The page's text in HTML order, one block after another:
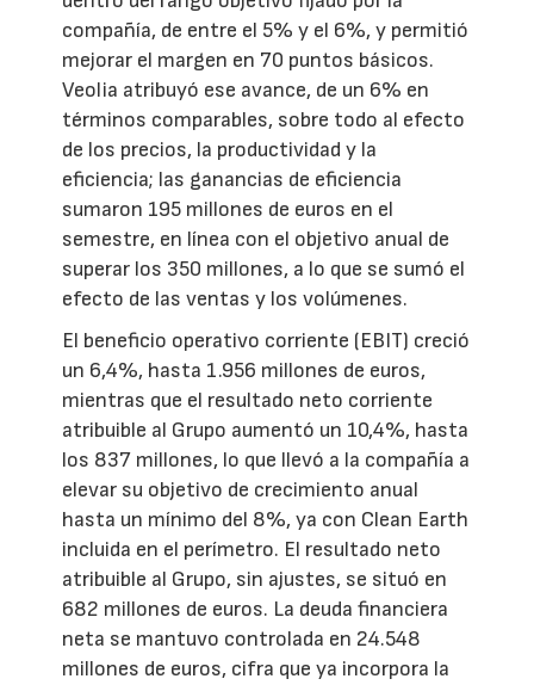
compañía, de entre el 5% y el 6%, y permitió
mejorar el margen en 70 puntos básicos.
Veolia atribuyó ese avance, de un 6% en
términos comparables, sobre todo al efecto
de los precios, la productividad y la
eficiencia; las ganancias de eficiencia
sumaron 195 millones de euros en el
semestre, en línea con el objetivo anual de
superar los 350 millones, a lo que se sumó el
efecto de las ventas y los volúmenes.
El beneficio operativo corriente (EBIT) creció
un 6,4%, hasta 1.956 millones de euros,
mientras que el resultado neto corriente
atribuible al Grupo aumentó un 10,4%, hasta
los 837 millones, lo que llevó a la compañía a
elevar su objetivo de crecimiento anual
hasta un mínimo del 8%, ya con Clean Earth
incluida en el perímetro. El resultado neto
atribuible al Grupo, sin ajustes, se situó en
682 millones de euros. La deuda financiera
neta se mantuvo controlada en 24.548
millones de euros, cifra que ya incorpora la